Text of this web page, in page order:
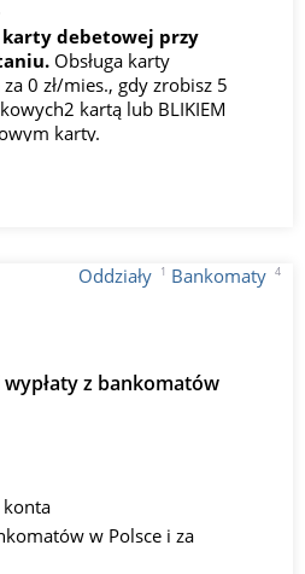
karty debetowej przy
Obsługa karty
0 zł/mies., gdy zrobisz 5
kartą lub BLIKIEM
karty.
bankomatów w
ze wszystkich
Oddziały 1 Bankomaty 4
z bankomatów
konta
w Polsce i za